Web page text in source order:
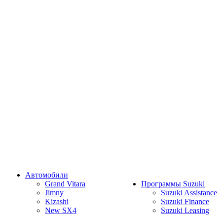
Автомобили
Grand Vitara
Jimny
Kizashi
New SX4
Программы Suzuki
Suzuki Assistance
Suzuki Finance
Suzuki Leasing